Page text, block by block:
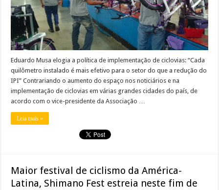
Eduardo Musa elogia a política de implementação de ciclovias: “Cada
quilômetro instalado é mais efetivo para o setor do que a redução do
IPI” Contrariando o aumento do espaço nos noticiários e na
implementação de ciclovias em várias grandes cidades do país, de
acordo com o vice-presidente da Associação …
Leia mais »
Maior festival de ciclismo da América-
Latina, Shimano Fest estreia neste fim de